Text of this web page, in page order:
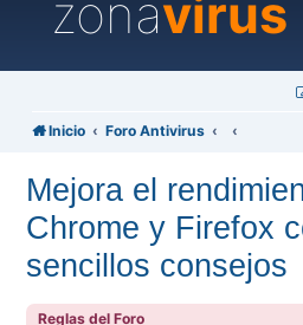
zonavirus
Inicio Foro Antivirus
Mejora el
Chrome y Firefox
sencillos consejos
Reglas del Foro